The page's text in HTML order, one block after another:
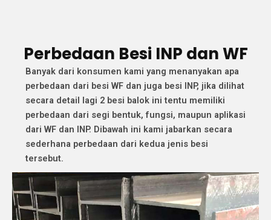
Perbedaan Besi INP dan WF
Banyak dari konsumen kami yang menanyakan apa
perbedaan dari besi WF dan juga besi INP, jika dilihat
secara detail lagi 2 besi balok ini tentu memiliki
perbedaan dari segi bentuk, fungsi, maupun aplikasi
dari WF dan INP. Dibawah ini kami jabarkan secara
sederhana perbedaan dari kedua jenis besi
tersebut.